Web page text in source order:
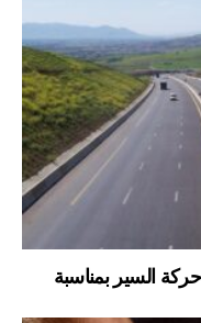
السير بمناسبة